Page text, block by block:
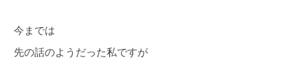
今までは
先の話のようだった私ですが